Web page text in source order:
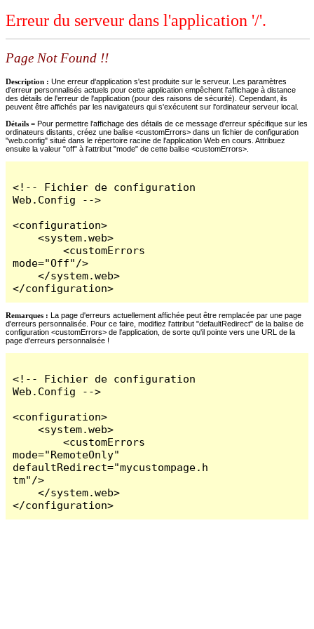
Erreur du serveur dans l'application '/'.
Page Not Found !!
Description : Une erreur d'application s'est produite sur le serveur. Les paramètres
d'erreur personnalisés actuels pour cette application empêchent l'affichage à distance
des détails de l'erreur de l'application (pour des raisons de sécurité). Cependant, ils
peuvent être affichés par les navigateurs qui s'exécutent sur l'ordinateur serveur local.
Détails = Pour permettre l'affichage des détails de ce message d'erreur spécifique sur les
ordinateurs distants, créez une balise <customErrors> dans un fichier de configuration
"web.config" situé dans le répertoire racine de l'application Web en cours. Attribuez
ensuite la valeur "off" à l'attribut "mode" de cette balise <customErrors>.
<!-- Fichier de configuration
Web.Config -->
<configuration>
    <system.web>
        <customErrors
mode="Off"/>
    </system.web>
</configuration>
Remarques : La page d'erreurs actuellement affichée peut être remplacée par une page
d'erreurs personnalisée. Pour ce faire, modifiez l'attribut "defaultRedirect" de la balise de
configuration <customErrors> de l'application, de sorte qu'il pointe vers une URL de la
page d'erreurs personnalisée !
<!-- Fichier de configuration
Web.Config -->
<configuration>
    <system.web>
        <customErrors
mode="RemoteOnly"
defaultRedirect="mycustompage.h
tm"/>
    </system.web>
</configuration>